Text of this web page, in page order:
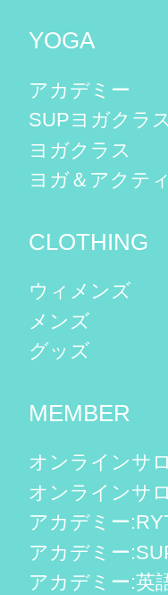
YOGA
アカデミー
SUPヨガクラス
ヨガクラス
ヨガ＆アクテ
CLOTHING
ウィメンズ
メンズ
グッズ
MEMBER
オンラインサ
オンラインサ
アカデミー
アカデミー
アカデミー:英